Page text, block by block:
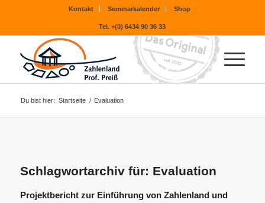
Kontakt Seminarkalender Shop
Tel. +(0) 6434 90 36 33
Du bist hier: Startseite / Evaluation
Schlagwortarchiv für: Evaluation
Projektbericht zur Einführung von Zahlenland und